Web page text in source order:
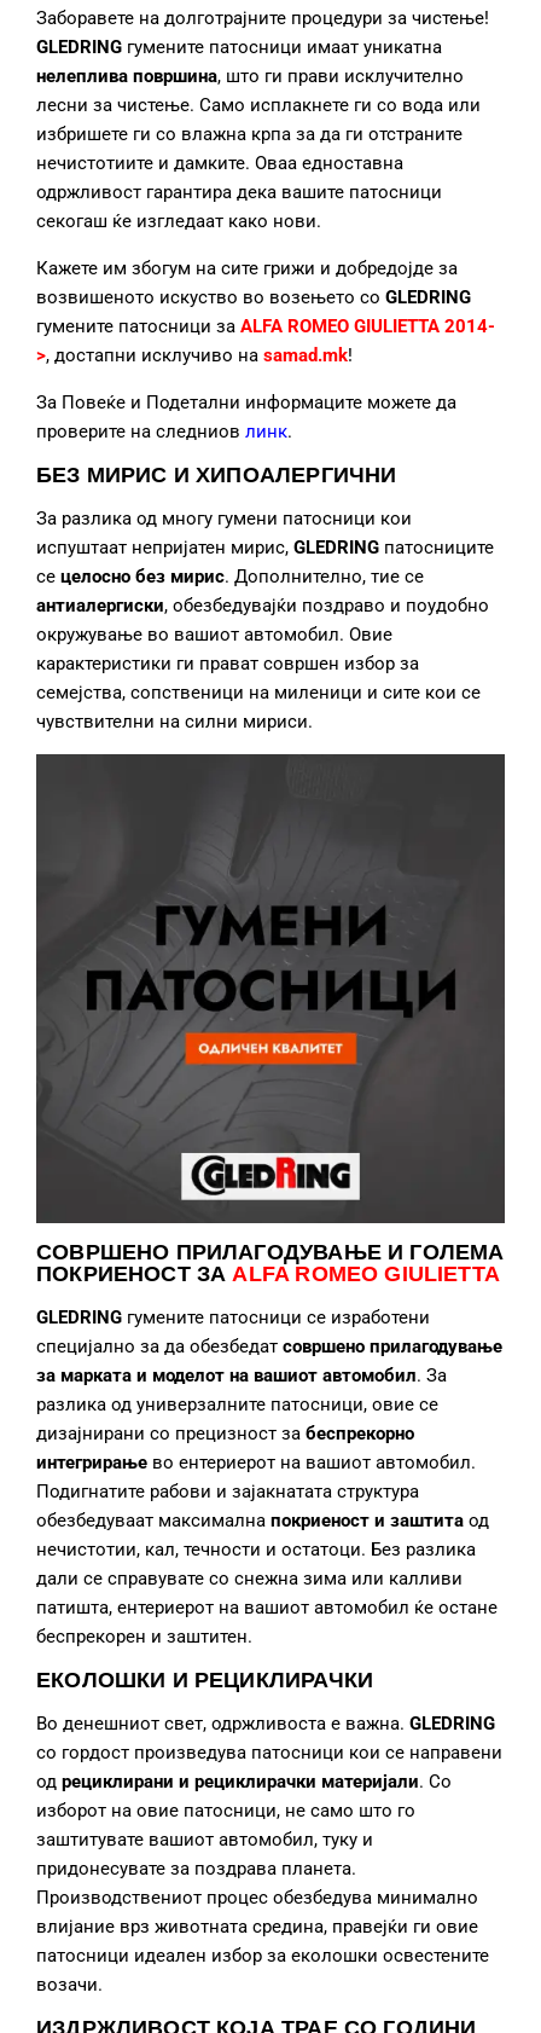
Заборавете на долготрајните процедури за чистење!
GLEDRING гумените патосници имаат уникатна
нелеплива површина, што ги прави исклучително
лесни за чистење. Само исплакнете ги со вода или
избришете ги со влажна крпа за да ги отстраните
нечистотиите и дамките. Оваа едноставна
одржливост гарантира дека вашите патосници
секогаш ќе изгледаат како нови.
Кажете им збогум на сите грижи и добредојде за
возвишеното искуство во возењето со GLEDRING
гумените патосници за ALFA ROMEO GIULIETTA 2014-
>, достапни исклучиво на samad.mk!
За Повеќе и Подетални информаците можете да
проверите на следниов линк.
БЕЗ МИРИС И ХИПОАЛЕРГИЧНИ
За разлика од многу гумени патосници кои
испуштаат непријатен мирис, GLEDRING патосниците
се целосно без мирис. Дополнително, тие се
антиалергиски, обезбедувајќи поздраво и поудобно
окружување во вашиот автомобил. Овие
карактеристики ги прават совршен избор за
семејства, сопственици на миленици и сите кои се
чувствителни на силни мириси.
СОВРШЕНО ПРИЛАГОДУВАЊЕ И ГОЛЕМА
ПОКРИЕНОСТ ЗА ALFA ROMEO GIULIETTA
GLEDRING гумените патосници се изработени
специјално за да обезбедат совршено прилагодување
за марката и моделот на вашиот автомобил. За
разлика од универзалните патосници, овие се
дизајнирани со прецизност за беспрекорно
интегрирање во ентериерот на вашиот автомобил.
Подигнатите рабови и зајакнатата структура
обезбедуваат максимална покриеност и заштита од
нечистотии, кал, течности и остатоци. Без разлика
дали се справувате со снежна зима или калливи
патишта, ентериерот на вашиот автомобил ќе остане
беспрекорен и заштитен.
ЕКОЛОШКИ И РЕЦИКЛИРАЧКИ
Во денешниот свет, одржливоста е важна. GLEDRING
со гордост произведува патосници кои се направени
од рециклирани и рециклирачки материјали. Со
изборот на овие патосници, не само што го
заштитувате вашиот автомобил, туку и
придонесувате за поздрава планета.
Производствениот процес обезбедува минимално
влијание врз животната средина, правејќи ги овие
патосници идеален избор за еколошки освестените
возачи.
ИЗДРЖЛИВОСТ КОЈА ТРАЕ СО ГОДИНИ